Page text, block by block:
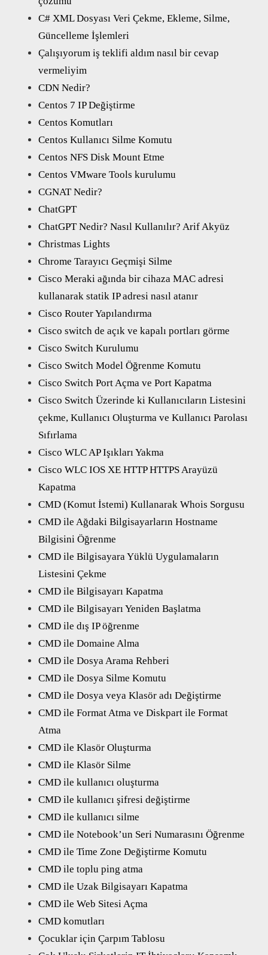
C# XML Dosyası Veri Çekme, Ekleme, Silme,
Güncelleme İşlemleri
Çalışıyorum iş teklifi aldım nasıl bir cevap
vermeliyim
CDN Nedir?
Centos 7 IP Değiştirme
Centos Komutları
Centos Kullanıcı Silme Komutu
Centos NFS Disk Mount Etme
Centos VMware Tools kurulumu
CGNAT Nedir?
ChatGPT
ChatGPT Nedir? Nasıl Kullanılır? Arif Akyüz
Christmas Lights
Chrome Tarayıcı Geçmişi Silme
Cisco Meraki ağında bir cihaza MAC adresi
kullanarak statik IP adresi nasıl atanır
Cisco Router Yapılandırma
Cisco switch de açık ve kapalı portları görme
Cisco Switch Kurulumu
Cisco Switch Model Öğrenme Komutu
Cisco Switch Port Açma ve Port Kapatma
Cisco Switch Üzerinde ki Kullanıcıların Listesini
çekme, Kullanıcı Oluşturma ve Kullanıcı Parolası
Sıfırlama
Cisco WLC AP Işıkları Yakma
Cisco WLC IOS XE HTTP HTTPS Arayüzü
Kapatma
CMD (Komut İstemi) Kullanarak Whois Sorgusu
CMD ile Ağdaki Bilgisayarların Hostname
Bilgisini Öğrenme
CMD ile Bilgisayara Yüklü Uygulamaların
Listesini Çekme
CMD ile Bilgisayarı Kapatma
CMD ile Bilgisayarı Yeniden Başlatma
CMD ile dış IP öğrenme
CMD ile Domaine Alma
CMD ile Dosya Arama Rehberi
CMD ile Dosya Silme Komutu
CMD ile Dosya veya Klasör adı Değiştirme
CMD ile Format Atma ve Diskpart ile Format
Atma
CMD ile Klasör Oluşturma
CMD ile Klasör Silme
CMD ile kullanıcı oluşturma
CMD ile kullanıcı şifresi değiştirme
CMD ile kullanıcı silme
CMD ile Notebook’un Seri Numarasını Öğrenme
CMD ile Time Zone Değiştirme Komutu
CMD ile toplu ping atma
CMD ile Uzak Bilgisayarı Kapatma
CMD ile Web Sitesi Açma
CMD komutları
Çocuklar için Çarpım Tablosu